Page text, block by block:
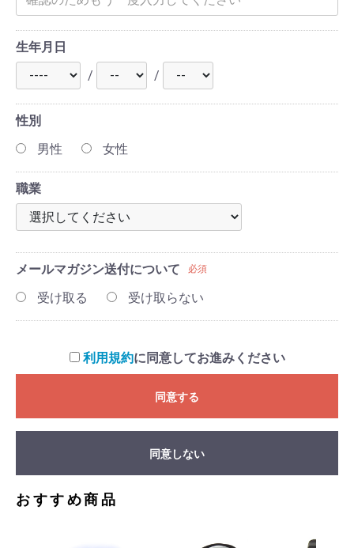
生年月日
/
/
性別
男性
女性
職業
メールマガジン送付について 必須
受け取る 受け取らない
利用規約に同意してお進みください
同意する
同意しない
おすすめ商品